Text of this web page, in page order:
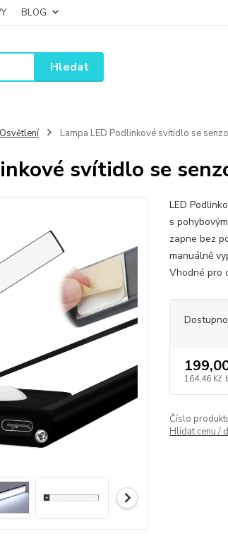
BLOG
Hledat
Lampa LED Podlinkové svítidlo se
svítidlo se
LED
s
zapne bez
manuálně
Vhodné pro
164,46 Kč
Číslo
Hlídat cenu /